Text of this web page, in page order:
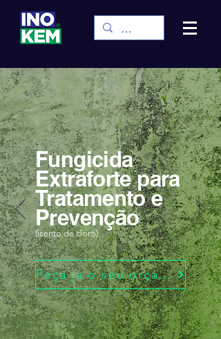
Fungicida
Extraforte para
Tratamento e
Prevenção
(isento de cloro)
Peça já o seu orçamento